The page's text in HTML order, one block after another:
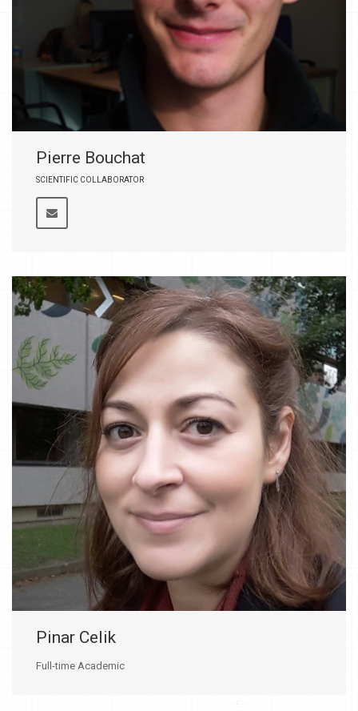
Pierre Bouchat
SCIENTIFIC COLLABORATOR
Pinar Celik
Full-time Academic